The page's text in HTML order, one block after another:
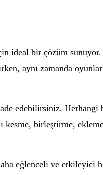
ideal bir çözüm
aynı zamanda
edebilirsiniz. Herhangi
kesme, birleştirme,
eğlenceli ve